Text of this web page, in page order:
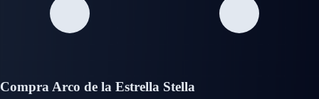
Compra Arco de la Estrella Stella